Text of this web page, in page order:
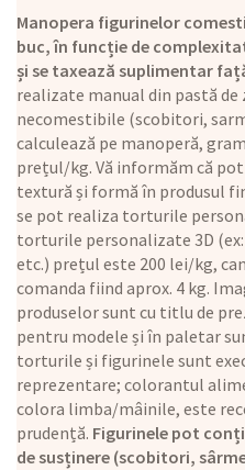
Manopera figurinelor
buc, în funcție de
și se taxează suplimentar
realizate manual din pastă
necomestibile (scobitori,
calculează pe manoperă,
prețul/kg. Vă informăm că
textură și formă în produsul
se pot realiza torturile
torturile personalizate 3D
etc.) prețul este 200 lei/kg,
comanda fiind aprox. 4 kg.
produselor sunt cu titlu de
pentru modele și în paletar
torturile și figurinele sunt
reprezentare; colorantul
colora limba/mâinile, este
prudență. Figurinele pot
de susținere (scobitori,